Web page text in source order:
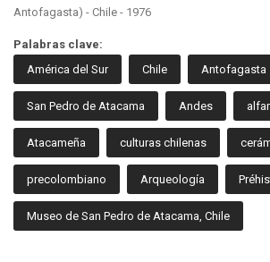
Antofagasta) - Chile - 1976
Palabras clave:
América del Sur
Chile Antofagasta
San Pedro de Atacama Andes
Atacameña culturas chilenas
precolombiano Arqueología
Museo de San Pedro de Atacama, Chile